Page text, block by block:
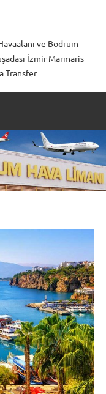
ve Bodrum
İzmir Marmaris
Transfer